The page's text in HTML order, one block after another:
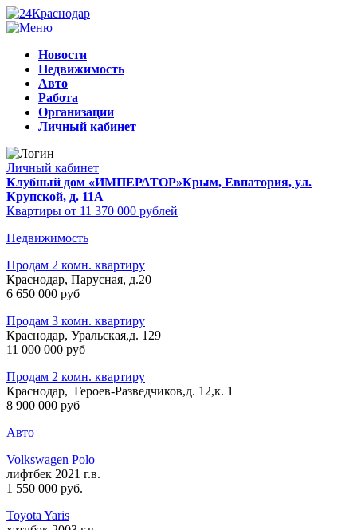
Новости
Недвижимость
Авто
Работа
Организации
Личный кабинет
Личный кабинет
Клубный дом «ИМПЕРАТОР»Крым, Евпатория, ул.
Крупской, д. 11А
Квартиры от 11 370 000 рублей
Недвижимость
Продам 2 комн. квартиру
Краснодар, Парусная, д.20
6 650 000 руб
Продам 3 комн. квартиру
Краснодар, Уральская,д. 129
11 000 000 руб
Продам 2 комн. квартиру
Краснодар, Героев-Разведчиков,д. 12,к. 1
8 900 000 руб
Авто
Volkswagen Polo
лифтбек 2021 г.в.
1 550 000 руб.
Toyota Yaris